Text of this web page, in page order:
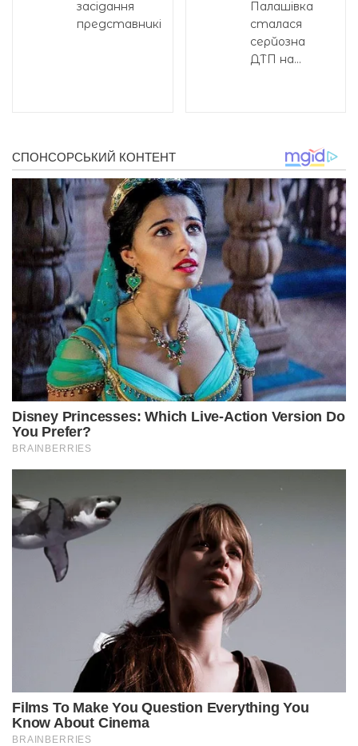
засідання
представників...
Палашівка
сталася
серйозна
ДТП на...